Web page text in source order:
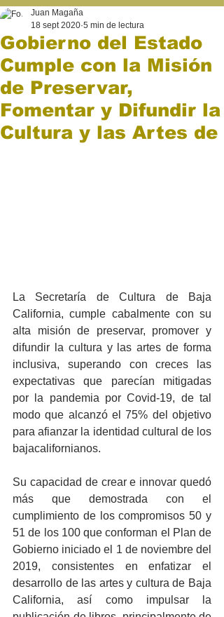
Gobierno del Estado
Cumple con la Misión
de Preservar,
Fomentar y Difundir la
Cultura y las Artes de
Juan Magaña
18 sept 2020 5 min de lectura
La Secretaría de Cultura de Baja
California, cumple cabalmente con su
alta misión de preservar, promover y
difundir la cultura y las artes de forma
inclusiva, superando con creces las
expectativas que parecían mitigadas
por la pandemia por Covid-19, de tal
modo que alcanzó el 75% del objetivo
para afianzar la identidad cultural de los
bajacalifornianos.
Su capacidad de crear e innovar quedó
más que demostrada con el
cumplimiento de los compromisos 50 y
51 de los 100 que conforman el Plan de
Gobierno iniciado el 1 de noviembre del
2019, consistentes en enfatizar el
desarrollo de las artes y cultura de Baja
California, así como impulsar la